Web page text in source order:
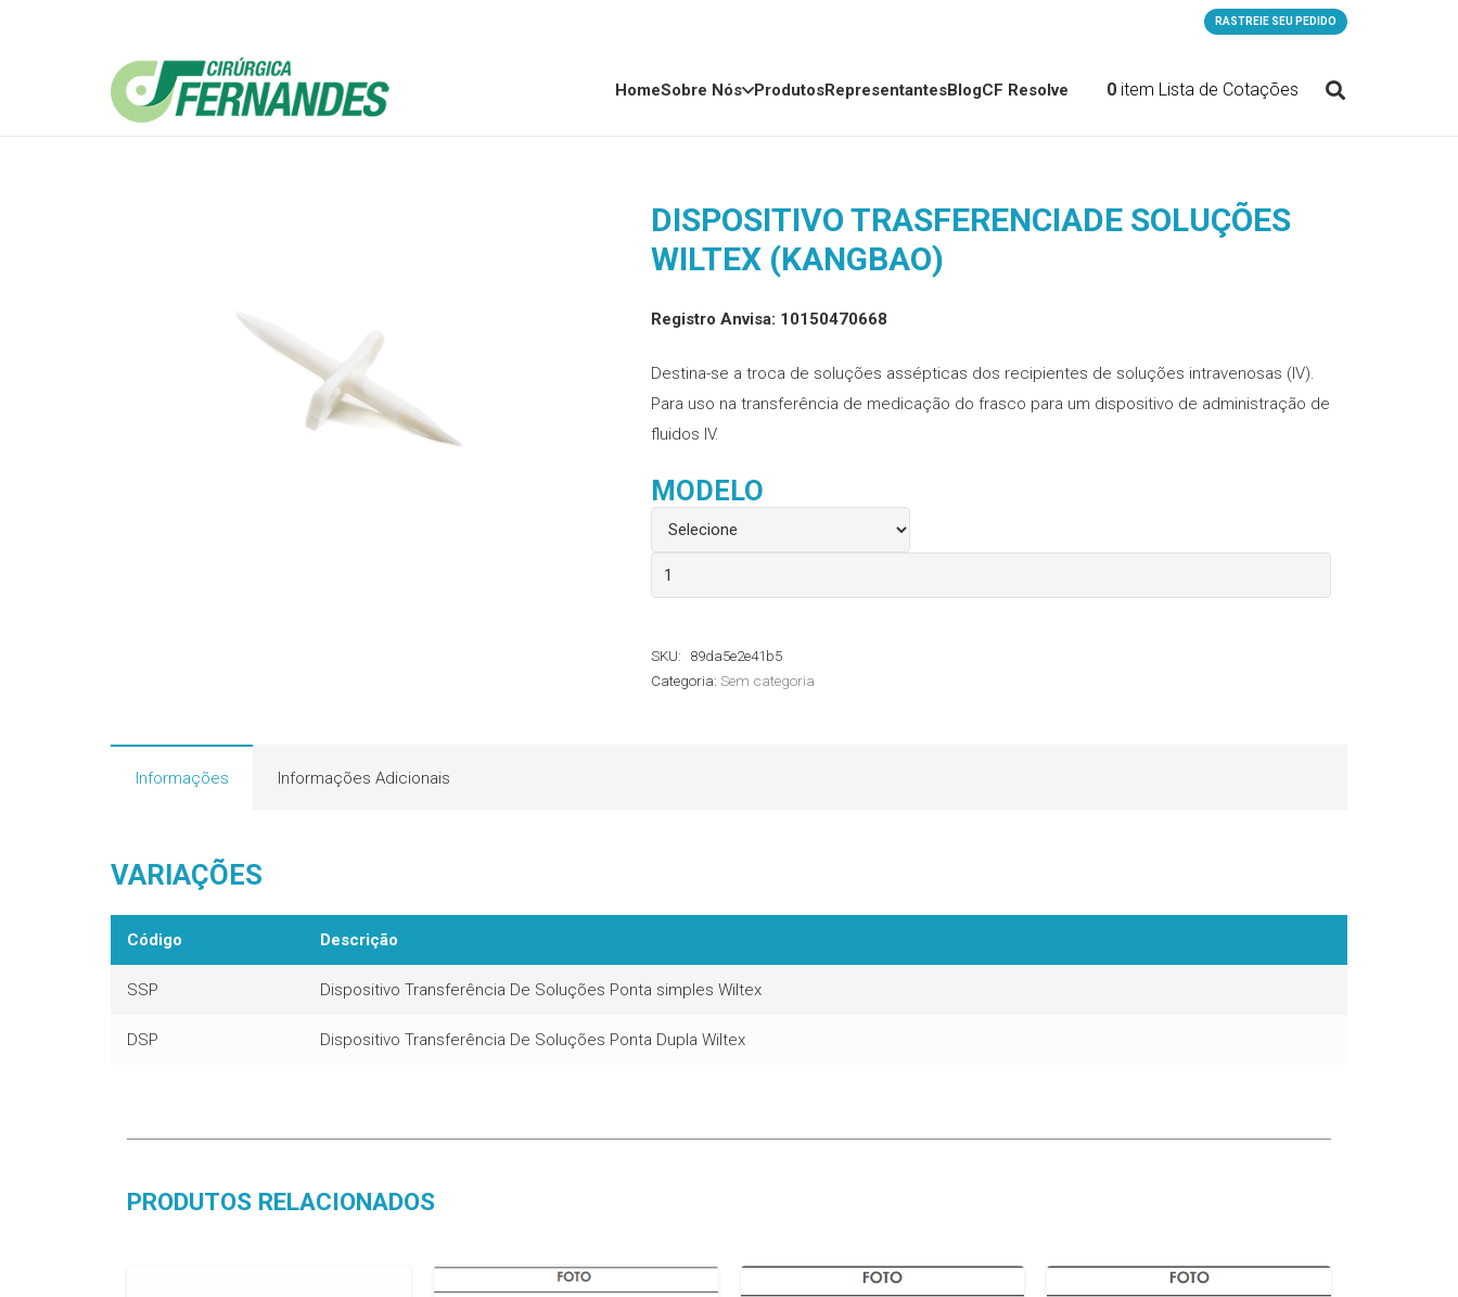
RASTREIE SEU PEDIDO
HomeSobre Nós ProdutosRepresentantesBlogCF Resolve 0 item Lista de Cotações
DISPOSITIVO TRASFERENCIADE SOLUÇÕES
WILTEX (KANGBAO)
Registro Anvisa: 10150470668
Destina-se a troca de soluções assépticas dos recipientes de soluções intravenosas (IV).
Para uso na transferência de medicação do frasco para um dispositivo de administração de
fluidos IV.
MODELO
Dispositivo
Trasferenciade
Wiltex
(Kangbao)
SKU:
89da5e2e41b5
Categoria: Sem categoria
Informações Informações Adicionais
VARIAÇÕES
Código Descrição
SSP Dispositivo Transferência De Soluções Ponta simples Wiltex
DSP Dispositivo Transferência De Soluções Ponta Dupla Wiltex
PRODUTOS RELACIONADOS